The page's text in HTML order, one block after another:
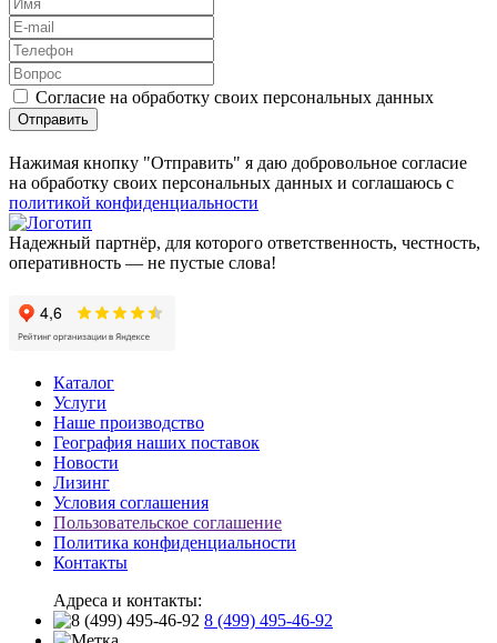
Согласие на обработку своих персональных данных
Отправить
Нажимая кнопку "Отправить" я даю добровольное согласие
на обработку своих персональных данных и соглашаюсь с
политикой конфиденциальности
Надежный партнёр, для которого ответственность, честность,
оперативность — не пустые слова!
Каталог
Услуги
Наше производство
География наших поставок
Новости
Лизинг
Условия соглашения
Пользовательское соглашение
Политика конфиденциальности
Контакты
Адреса и контакты:
8 (499) 495-46-92